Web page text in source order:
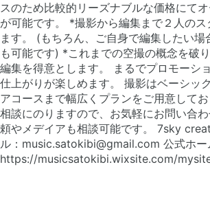
スのため比較的リーズナブルな価格にて
が可能です。 *撮影から編集まで２人の
ます。 (もちろん、ご自身で編集したい場
も可能です) *これまでの空撮の概念を破
編集を得意とします。 まるでプロモーシ
仕上がりが楽しめます。 撮影はベーシッ
アコースまで幅広くプランをご用意して
相談にのりますので、お気軽にお問い合
頼やメデイアも相談可能です。 7sky
ル：music.satokibi@gmail.com 公式ホー
https://musicsatokibi.wixsite.com/